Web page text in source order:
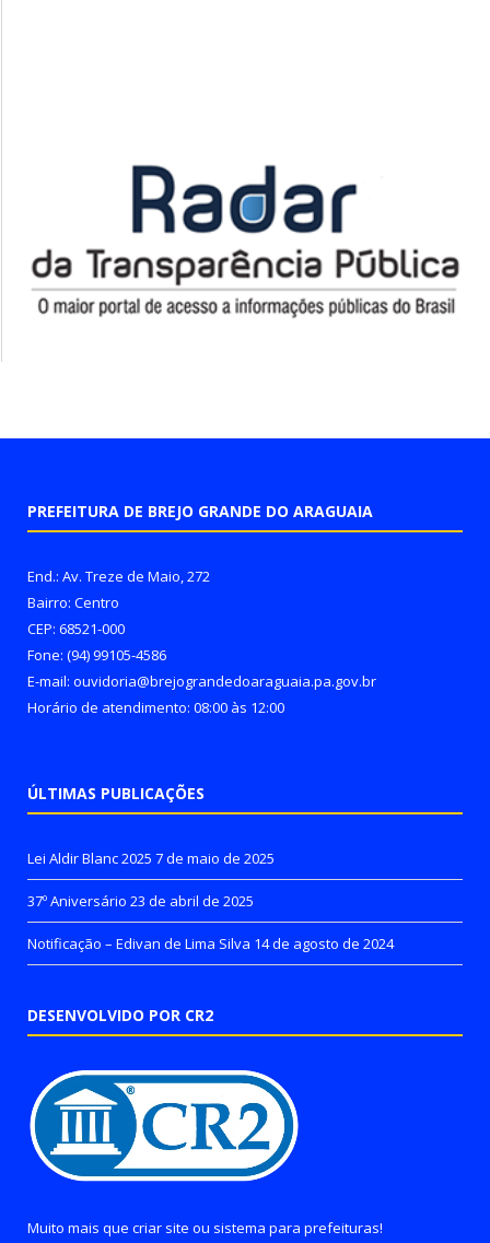
PREFEITURA DE BREJO GRANDE DO ARAGUAIA
End.: Av. Treze de Maio, 272
Bairro: Centro
CEP: 68521-000
Fone: (94) 99105-4586
E-mail: ouvidoria@brejograndedoaraguaia.pa.gov.br
Horário de atendimento: 08:00 às 12:00
ÚLTIMAS PUBLICAÇÕES
Lei Aldir Blanc 2025 7 de maio de 2025
37º Aniversário 23 de abril de 2025
Notificação – Edivan de Lima Silva 14 de agosto de 2024
DESENVOLVIDO POR CR2
Muito mais que criar site ou sistema para prefeituras!